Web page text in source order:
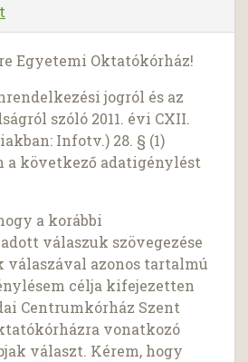
Egyetemi Oktatókórház!
jogról és az
szóló 2011. évi CXII.
Infotv.) 28. § (1)
a következő adatigénylést
a korábbi
válaszuk szövegezése
válaszával azonos tartalmú
célja kifejezetten
Centrumkórház Szent
vonatkozó
választ. Kérem, hogy